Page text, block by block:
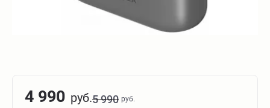
4 990 руб.5 990 руб.